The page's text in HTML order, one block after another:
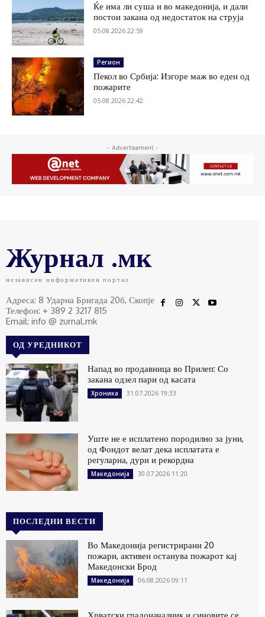
Ќе има ли суша и во македонија, и дали
постои закана од недостаток на струја
05.08.2026 22:59
Регион
Пекол во Србија: Изгоре маж во еден од
пожарите
05.08.2026 22:42
- Advertisement -
Журнал .мк
независен информативен портал
Адреса: 8 Ударна Бригада 20б, Скопје
Телефон: + 389 2 3217 815
Email: info @ zurnal.mk
ОД УРЕДНИКОТ
Напад во продавница во Прилеп: Со
закана одзел пари од касата
Хроника 31.07.2026 19:33
Уште не е исплатено породилно за јуни,
од Фондот велат дека исплатата е
регуларна, дури и рекордна
Македонија 30.07.2026 11:20
ПОСЛЕДНИ ВЕСТИ
Во Македонија регистрирани 20
пожари, активен останува пожарот кај
Македонски Брод
Македонија 06.08.2026 09:11